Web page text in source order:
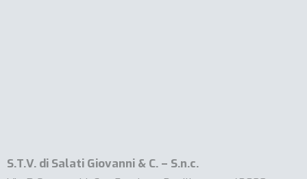
S.T.V. di Salati Giovanni & C. – S.n.c.